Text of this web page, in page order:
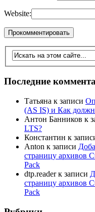
Website:
Последние
Татьяна к записи
(AS IS) и Как
Антон Банников к
LTS?
Константин к
Anton к записи
страницу архивов
Pack
dtp.readerк записи
страницу архивов
Pack